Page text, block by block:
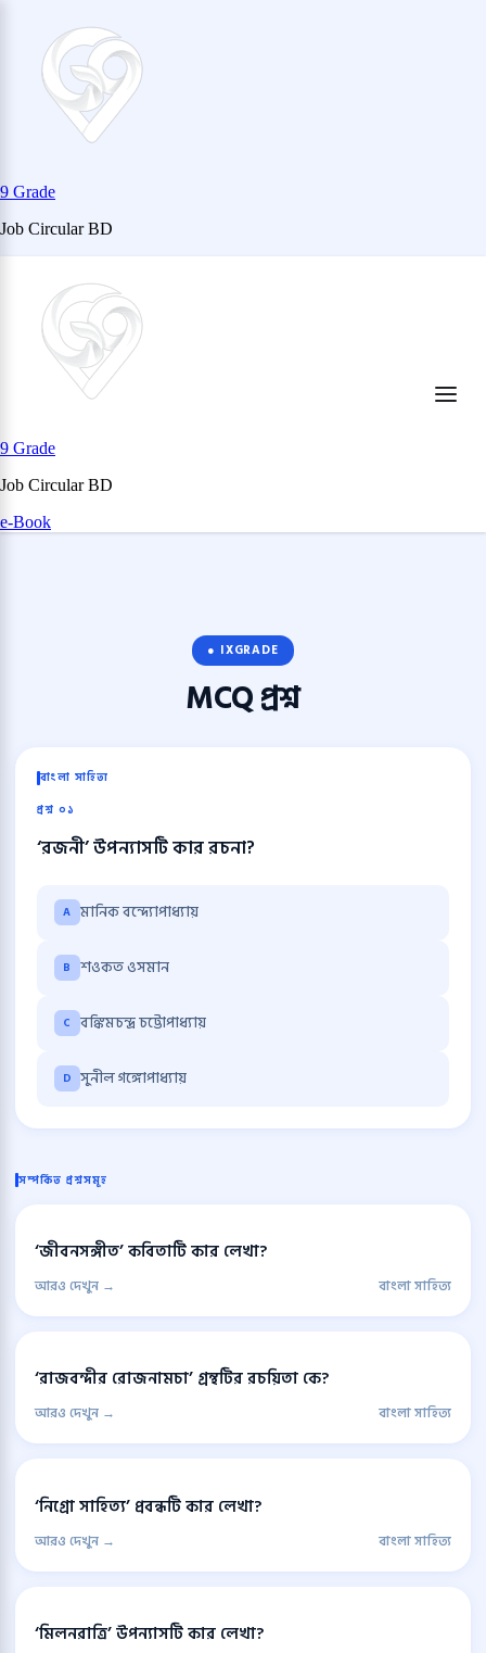
9 Grade
Job Circular BD
content
9 Grade
Job Circular BD
e-Book
● IXGRADE
MCQপ্রশ্ন
বাংলা সাহিত্য
প্রশ্ন ০১
‘রজনী’ উপন্যাসটি কার রচনা?
A মানিক বন্দ্যোপাধ্যায়
B শওকত ওসমান
C বঙ্কিমচন্দ্র চট্টোপাধ্যায়
D সুনীল গঙ্গোপাধ্যায়
সম্পর্কিত প্রশ্নসমূহ
‘জীবনসঙ্গীত’ কবিতাটি কার লেখা?
আরও দেখুন → বাংলা সাহিত্য
‘রাজবন্দীর রোজনামচা’ গ্রন্থটির রচয়িতা কে?
আরও দেখুন → বাংলা সাহিত্য
‘নিগ্রো সাহিত্য’ প্রবন্ধটি কার লেখা?
আরও দেখুন → বাংলা সাহিত্য
‘মিলনরাত্রি’ উপন্যাসটি কার লেখা?